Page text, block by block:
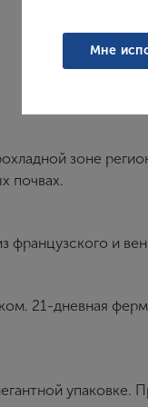
зоне
почвах.
французского и
21-дневная
Мне
Имя
E-mail